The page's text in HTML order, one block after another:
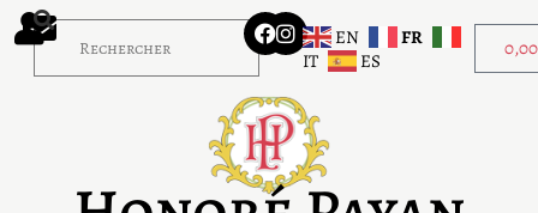
0,00
EN
FR
IT
ES